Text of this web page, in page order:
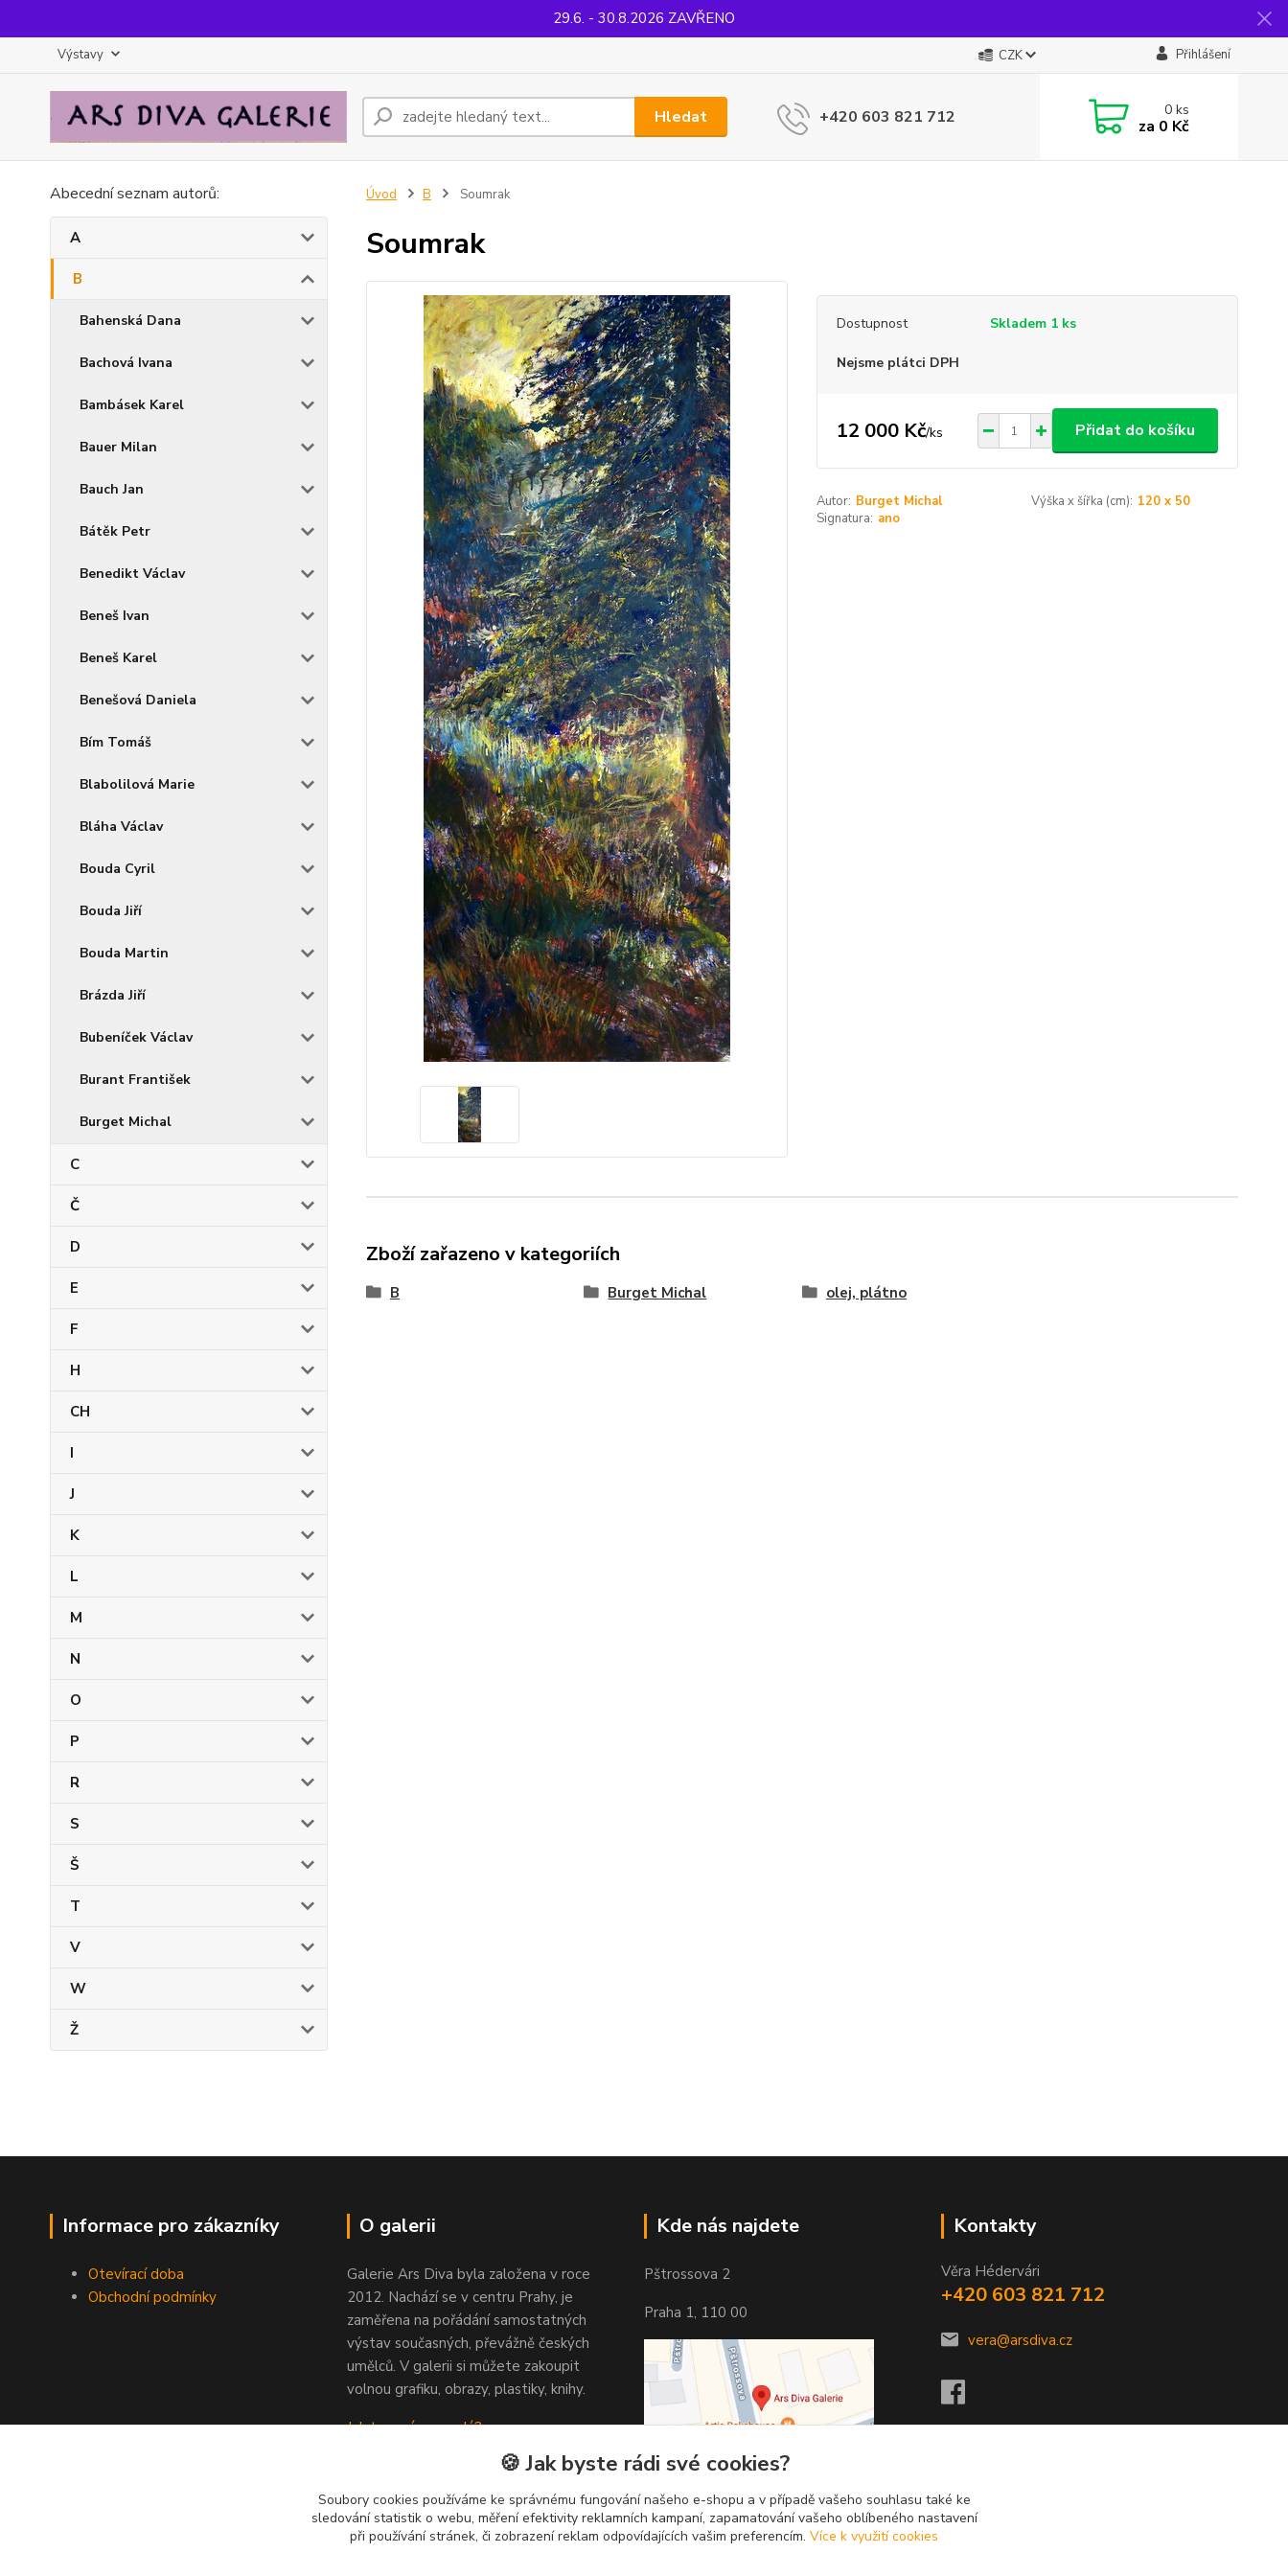
29.6. - 30.8.2026 ZAVŘENO
Výstavy CZK Přihlášení
Hledat +420 603 821 712 0ks
za 0 Kč
Abecední seznam autorů:
A
B
Bahenská Dana
Bachová Ivana
Bambásek Karel
Bauer Milan
Bauch Jan
Bátěk Petr
Benedikt Václav
Beneš Ivan
Beneš Karel
Benešová Daniela
Bím Tomáš
Blabolilová Marie
Bláha Václav
Bouda Cyril
Bouda Jiří
Bouda Martin
Brázda Jiří
Bubeníček Václav
Burant František
Burget Michal
C
Č
D
E
F
H
CH
I
J
K
L
M
N
O
P
R
S
Š
T
V
W
Ž
Úvod B Soumrak
Soumrak
Dostupnost Skladem 1 ks
Nejsme plátci DPH
12 000 Kč/ks Přidat do košíku
Autor: Burget Michal Výška x šířka (cm): 120 x 50
Signatura: ano
Zboží zařazeno v kategoriích
B Burget Michal olej, plátno
Informace pro zákazníky
Otevírací doba
Obchodní podmínky
O galerii
Galerie Ars Diva byla založena v roce
2012. Nachází se v centru Prahy, je
zaměřena na pořádání samostatných
výstav současných, převážně českých
umělců. V galerii si můžete zakoupit
volnou grafiku, obrazy, plastiky, knihy.
Jak to u nás vypadá?
Kde nás najdete
Pštrossova 2
Praha 1, 110 00
Kontakty
Věra Hédervári
+420 603 821 712
vera@arsdiva.cz
🍪 Jak byste rádi své cookies?
Soubory cookies používáme ke správnému fungování našeho e-shopu a v případě vašeho souhlasu také ke
sledování statistik o webu, měření efektivity reklamních kampaní, zapamatování vašeho oblíbeného nastavení
při používání stránek, či zobrazení reklam odpovídajících vašim preferencím. Více k využití cookies